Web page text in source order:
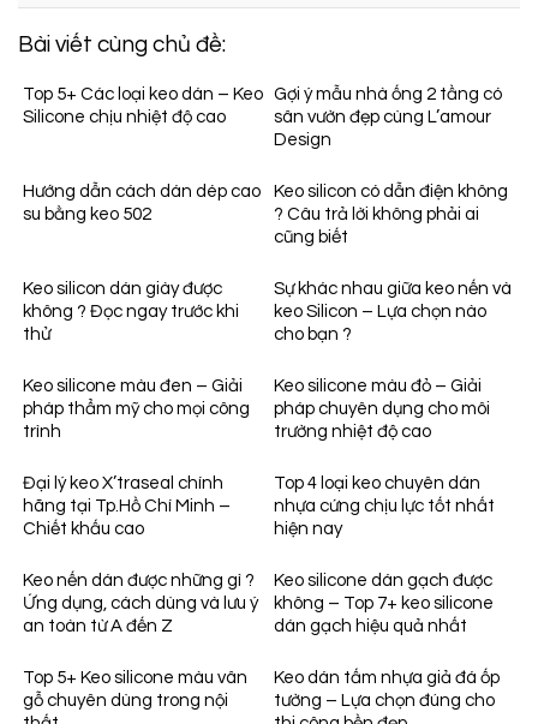
Bài viết cùng chủ đề:
Top 5+ Các loại keo dán – Keo
Silicone chịu nhiệt độ cao
Gợi ý mẫu nhà ống 2 tầng có
sân vườn đẹp cùng L’amour
Design
Hướng dẫn cách dán dép cao
su bằng keo 502
Keo silicon có dẫn điện không
? Câu trả lời không phải ai
cũng biết
Keo silicon dán giày được
không ? Đọc ngay trước khi
thử
Sự khác nhau giữa keo nến và
keo Silicon – Lựa chọn nào
cho bạn ?
Keo silicone màu đen – Giải
pháp thẩm mỹ cho mọi công
trình
Keo silicone màu đỏ – Giải
pháp chuyên dụng cho môi
trường nhiệt độ cao
Đại lý keo X’traseal chính
hãng tại Tp.Hồ Chí Minh –
Chiết khấu cao
Top 4 loại keo chuyên dán
nhựa cứng chịu lực tốt nhất
hiện nay
Keo nến dán được những gì ?
Ứng dụng, cách dùng và lưu ý
an toàn từ A đến Z
Keo silicone dán gạch được
không – Top 7+ keo silicone
dán gạch hiệu quả nhất
Top 5+ Keo silicone màu vân
gỗ chuyên dùng trong nội
Keo dán tấm nhựa giả đá ốp
tường – Lựa chọn đúng cho